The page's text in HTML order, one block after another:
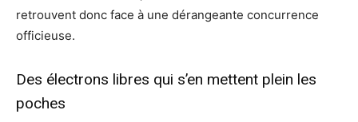
retrouvent donc face à une dérangeante concurrence
officieuse.
Des électrons libres qui s’en mettent plein les
poches